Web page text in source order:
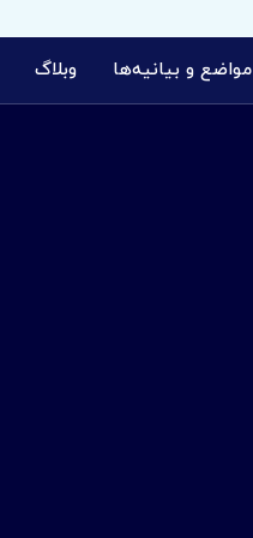
مواضع و بیانیه‌ها وبلاگ